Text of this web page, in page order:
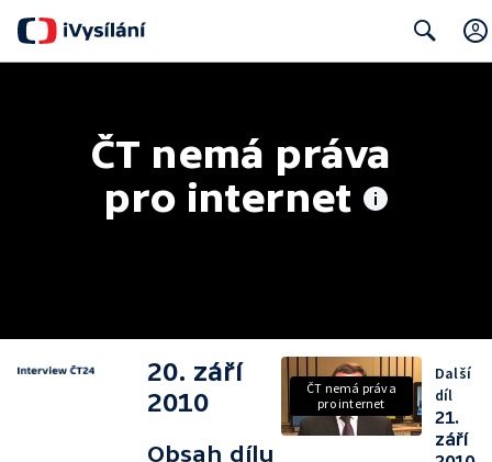
ČT nemá práva
pro internet
20. září
2010
Obsah dílu
ČT nemá práva
pro internet
Další
díl
21.
září